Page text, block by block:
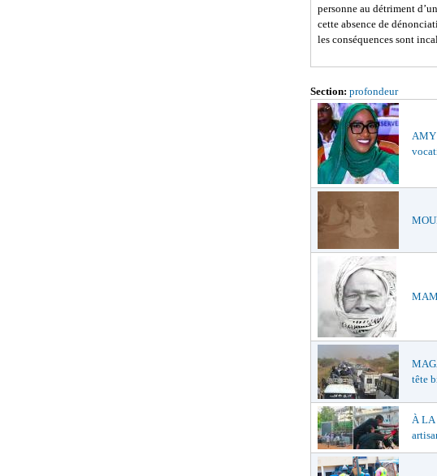
personne au détriment
cette absence de
les conséquences sont
Section: profondeur
AMY
tête
À LA